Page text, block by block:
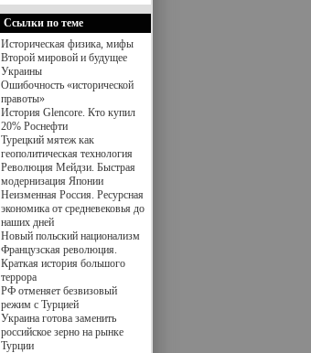
Ссылки по теме
Историческая физика, мифы
Второй мировой и будущее
Украины
Ошибочность «исторической
правоты»
История Glencore. Кто купил
20% Роснефти
Турецкий мятеж как
геополитическая технология
Революция Мейдзи. Быстрая
модернизация Японии
Неизменная Россия. Ресурсная
экономика от средневековья до
наших дней
Новый польский национализм
Французская революция.
Краткая история большого
террора
РФ отменяет безвизовый
режим с Турцией
Украина готова заменить
российское зерно на рынке
Турции